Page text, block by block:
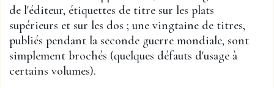
de l'éditeur, étiquettes de titre sur les plats
supérieurs et sur les dos ; une vingtaine de titres,
publiés pendant la seconde guerre mondiale, sont
simplement brochés (quelques défauts d'usage à
certains volumes).